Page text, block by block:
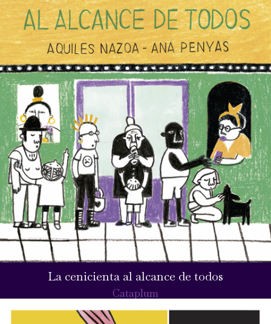
La cenicienta al alcance de todos
Cataplum